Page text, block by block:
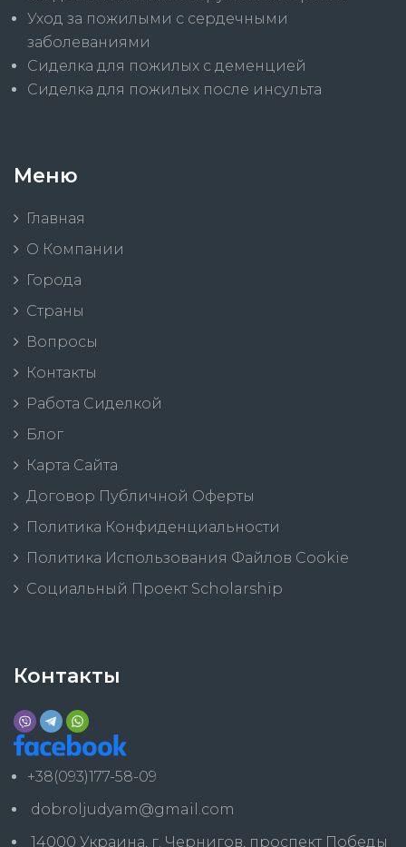
Уход за пожилыми с сердечными
заболеваниями
Сиделка для пожилых с деменцией
Сиделка для пожилых после инсульта
Меню
Главная
О Компании
Города
Страны
Вопросы
Контакты
Работа Сиделкой
Блог
Карта Сайта
Договор Публичной Оферты
Политика Конфиденциальности
Политика Использования Файлов Cookie
Социальный Проект Scholarship
Контакты
+38(093)177-58-09
dobroljudyam@gmail.com
14000 Украина, г. Чернигов, проспект Победы